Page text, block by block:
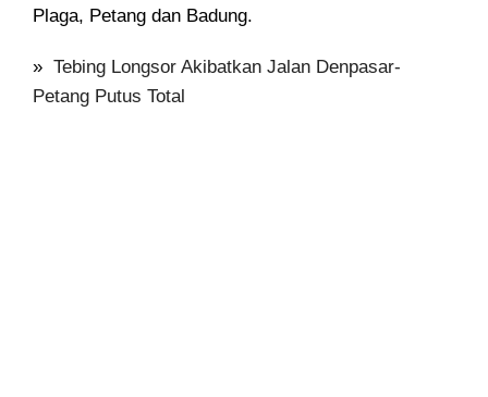
Plaga, Petang dan Badung.
» Tebing Longsor Akibatkan Jalan Denpasar-
Petang Putus Total